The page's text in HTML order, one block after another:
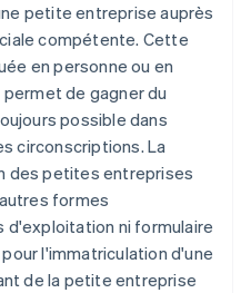
petite entreprise auprès
compétente. Cette
en personne ou en
de gagner du
possible dans
circonscriptions. La
des petites entreprises
formes
d'exploitation ni formulaire
l'immatriculation d'une
de la petite entreprise